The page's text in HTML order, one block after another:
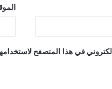
في هذا المتصفح